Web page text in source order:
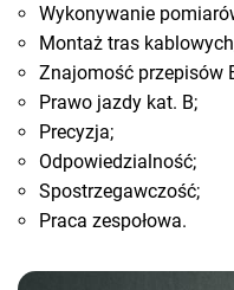
Wykonywanie
Montaż tras
Znajomość przepisów
Prawo jazdy kat. B;
Precyzja;
Odpowiedzialność;
Spostrzegawczość;
Praca zespołowa.